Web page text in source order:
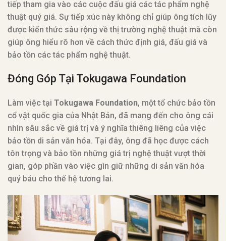
tiếp tham gia vào các cuộc đấu giá các tác phẩm nghệ
thuật quý giá. Sự tiếp xúc này không chỉ giúp ông tích lũy
được kiến thức sâu rộng về thị trường nghệ thuật mà còn
giúp ông hiểu rõ hơn về cách thức định giá, đấu giá và
bảo tồn các tác phẩm nghệ thuật.
Đóng Góp Tại Tokugawa Foundation
Làm việc tại Tokugawa Foundation, một tổ chức bảo tồn
cổ vật quốc gia của Nhật Bản, đã mang đến cho ông cái
nhìn sâu sắc về giá trị và ý nghĩa thiêng liêng của việc
bảo tồn di sản văn hóa. Tại đây, ông đã học được cách
tôn trọng và bảo tồn những giá trị nghệ thuật vượt thời
gian, góp phần vào việc gìn giữ những di sản văn hóa
quý báu cho thế hệ tương lai.